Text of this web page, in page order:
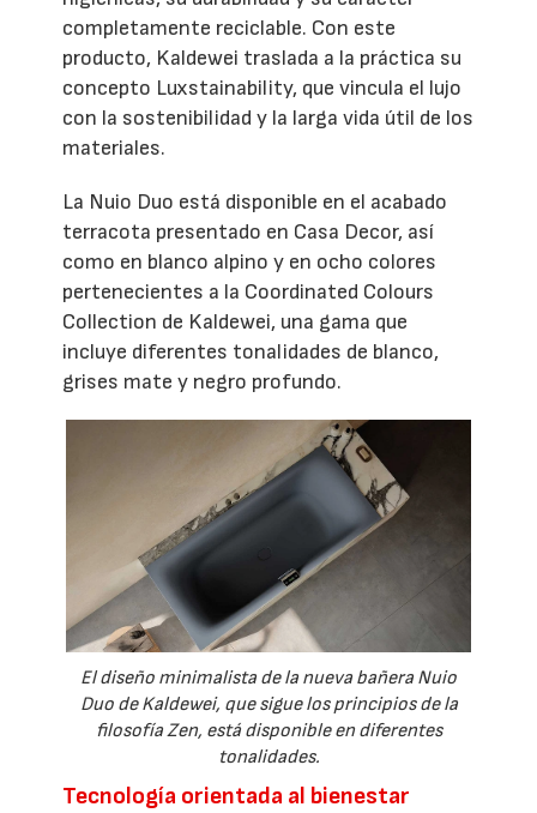
completamente reciclable. Con este
producto, Kaldewei traslada a la práctica su
concepto Luxstainability, que vincula el lujo
con la sostenibilidad y la larga vida útil de los
materiales.
La Nuio Duo está disponible en el acabado
terracota presentado en Casa Decor, así
como en blanco alpino y en ocho colores
pertenecientes a la Coordinated Colours
Collection de Kaldewei, una gama que
incluye diferentes tonalidades de blanco,
grises mate y negro profundo.
El diseño minimalista de la nueva bañera Nuio
Duo de Kaldewei, que sigue los principios de la
filosofía Zen, está disponible en diferentes
tonalidades.
Tecnología orientada al bienestar